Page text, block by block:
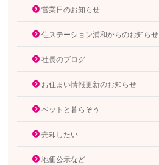
営業日のお知らせ
住ステーション浦和からのお知らせ
社長のブログ
お住まい情報更新のお知らせ
ペットと暮らそう
売却したい
地価公示など